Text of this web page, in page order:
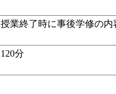
授業終了時に事後学修の
120分